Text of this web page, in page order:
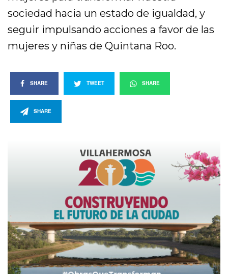
sociedad hacia un estado de igualdad, y
seguir impulsando acciones a favor de las
mujeres y niñas de Quintana Roo.
SHARE TWEET SHARE
SHARE